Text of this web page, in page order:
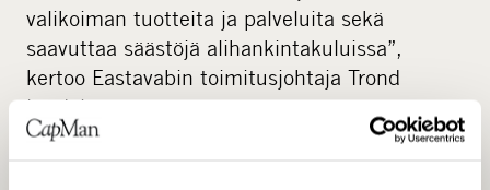
valikoiman tuotteita ja palveluita sekä
saavuttaa säästöjä alihankintakuluissa”,
kertoo Eastavabin toimitusjohtaja Trond
Lutdal.